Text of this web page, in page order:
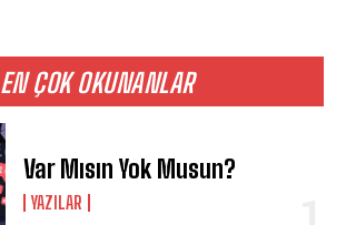
EN ÇOK OKUNANLAR
Var Mısın Yok Musun?
YAZILAR